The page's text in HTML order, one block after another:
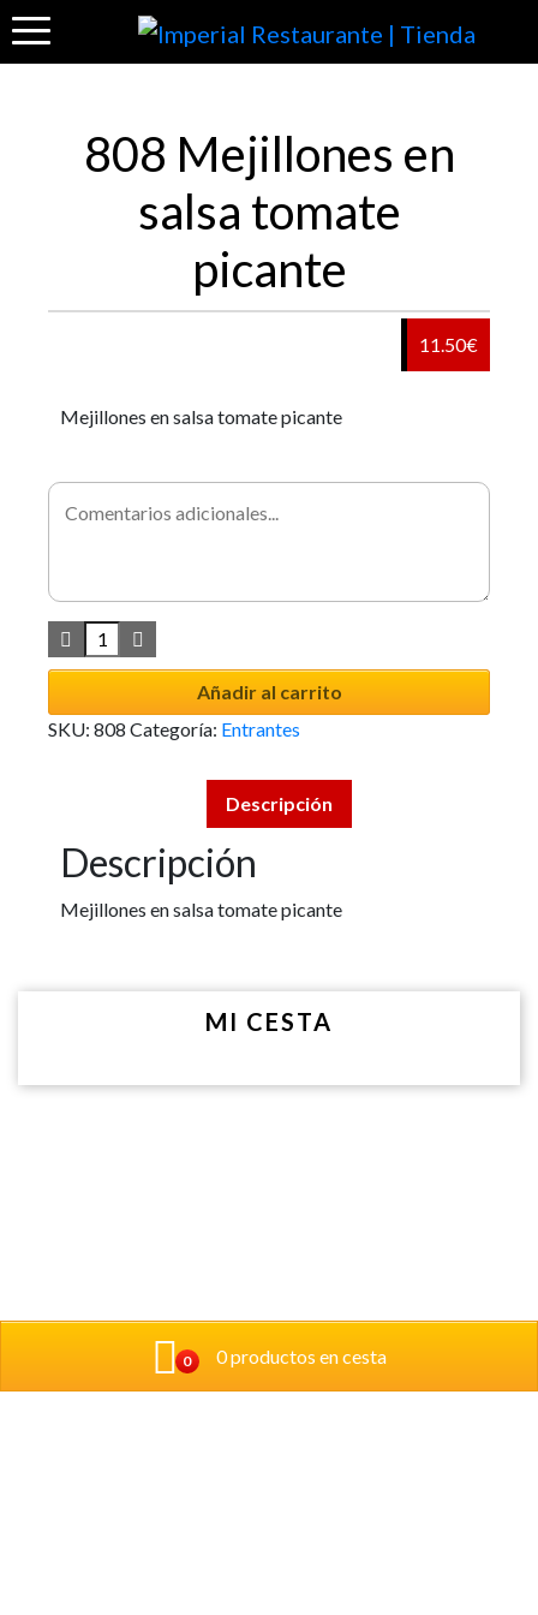
0 0 productos en cesta
808 Mejillones en
salsa tomate
picante
11.50€
Mejillones en salsa tomate picante
Añadir al carrito
SKU: 808 Categoría: Entrantes
Descripción
Descripción
Mejillones en salsa tomate picante
MI CESTA